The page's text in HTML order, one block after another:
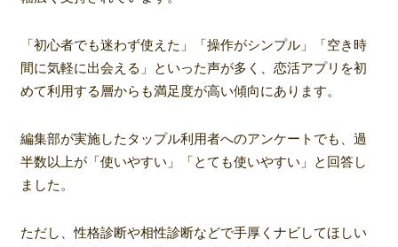
「初心者でも迷わず使えた」「操作がシンプル」「空き時
間に気軽に出会える」といった声が多く、恋活アプリを初
めて利用する層からも満足度が高い傾向にあります。
編集部が実施したタップル利用者へのアンケートでも、過
半数以上が「使いやすい」「とても使いやすい」と回答し
ました。
ただし、性格診断や相性診断などで手厚くナビしてほしい